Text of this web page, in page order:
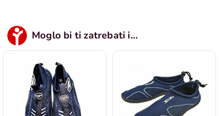
Moglo bi ti zatrebati i...